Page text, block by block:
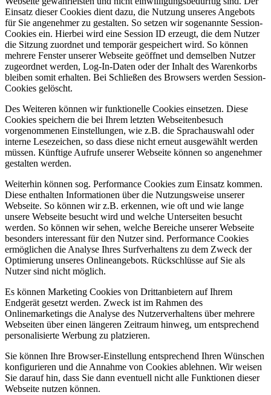
Einsatz dieser Cookies dient dazu, die Nutzung unseres Angebots
für Sie angenehmer zu gestalten. So setzen wir sogenannte Session-
Cookies ein. Hierbei wird eine Session ID erzeugt, die dem Nutzer
die Sitzung zuordnet und temporär gespeichert wird. So können
mehrere Fenster unserer Webseite geöffnet und demselben Nutzer
zugeordnet werden, Log-In-Daten oder der Inhalt des Warenkorbs
bleiben somit erhalten. Bei Schließen des Browsers werden Session-
Cookies gelöscht.
Des Weiteren können wir funktionelle Cookies einsetzen. Diese
Cookies speichern die bei Ihrem letzten Webseitenbesuch
vorgenommenen Einstellungen, wie z.B. die Sprachauswahl oder
interne Lesezeichen, so dass diese nicht erneut ausgewählt werden
müssen. Künftige Aufrufe unserer Webseite können so angenehmer
gestalten werden.
Weiterhin können sog. Performance Cookies zum Einsatz kommen.
Diese enthalten Informationen über die Nutzungsweise unserer
Webseite. So können wir z.B. erkennen, wie oft und wie lange
unsere Webseite besucht wird und welche Unterseiten besucht
werden. So können wir sehen, welche Bereiche unserer Webseite
besonders interessant für den Nutzer sind. Performance Cookies
ermöglichen die Analyse Ihres Surfverhaltens zu dem Zweck der
Optimierung unseres Onlineangebots. Rückschlüsse auf Sie als
Nutzer sind nicht möglich.
Es können Marketing Cookies von Drittanbietern auf Ihrem
Endgerät gesetzt werden. Zweck ist im Rahmen des
Onlinemarketings die Analyse des Nutzerverhaltens über mehrere
Webseiten über einen längeren Zeitraum hinweg, um entsprechend
personalisierte Werbung zu platzieren.
Sie können Ihre Browser-Einstellung entsprechend Ihren Wünschen
konfigurieren und die Annahme von Cookies ablehnen. Wir weisen
Sie darauf hin, dass Sie dann eventuell nicht alle Funktionen dieser
Webseite nutzen können.